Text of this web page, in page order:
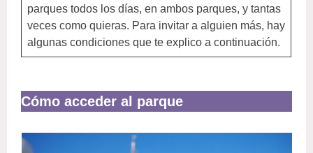
parques todos los días, en ambos parques, y tantas
veces como quieras. Para invitar a alguien más, hay
algunas condiciones que te explico a continuación.
Cómo acceder al parque